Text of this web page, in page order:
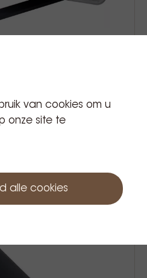
melkkan en
van cookies om u
onze site te
alle cookies